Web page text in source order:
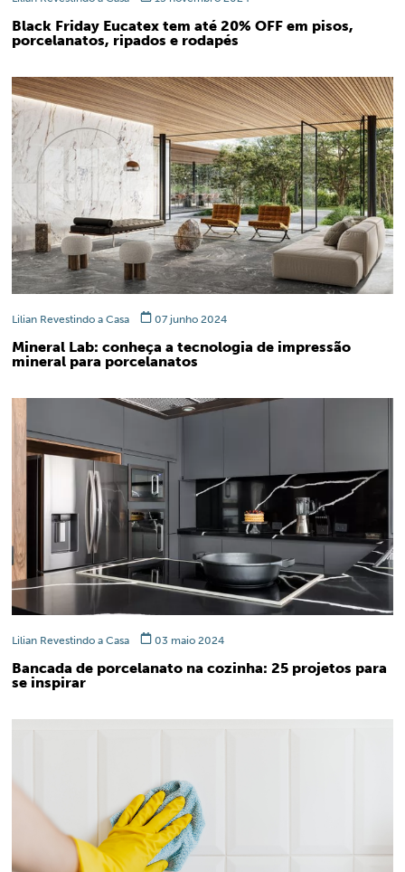
Black Friday Eucatex tem até 20% OFF em pisos,
porcelanatos, ripados e rodapés
Lilian Revestindo a Casa 07 junho 2024
Mineral Lab: conheça a tecnologia de impressão
mineral para porcelanatos
Lilian Revestindo a Casa 03 maio 2024
Bancada de porcelanato na cozinha: 25 projetos para
se inspirar